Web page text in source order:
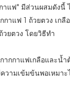
าแฟ" มีส่วนผสมดังนี้
กาแฟ 1 ถ้วยตวง เกลื
วยตวง โดยวิธีทำ
ากกาแฟเกลือและน้ำ
วามเข้มข้นพอเหมา